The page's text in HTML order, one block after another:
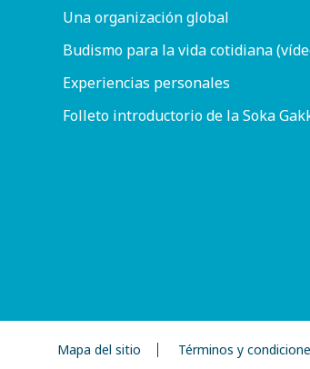
Una organización global
Budismo para la vida cotidiana
Experiencias personales
Folleto introductorio de la Soka
Mapa del sitio Términos y